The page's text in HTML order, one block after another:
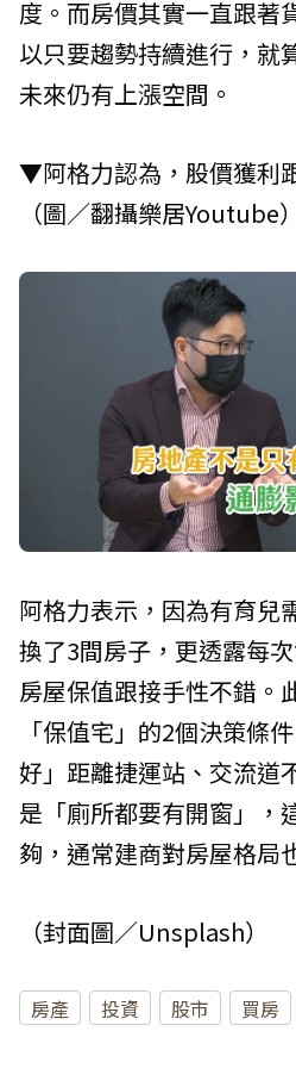
度。而房價其實一直跟著
以只要趨勢持續進行，就
未來仍有上漲空間。
▼阿格力認為，股價獲利
（圖／翻攝樂居Youtube）
阿格力表示，因為有育兒
換了3間房子，更透露每
房屋保值跟接手性不錯。
「保值宅」的2個決策條
好」距離捷運站、交流道
是「廁所都要有開窗」，
夠，通常建商對房屋格局
（封面圖／Unsplash）
房產 投資 股市 買房